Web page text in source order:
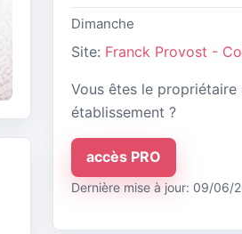
Dimanche
Site: Franck Provost -
Vous êtes le propriétaire
établissement ?
accès PRO
Dernière mise à jour: 09/06/